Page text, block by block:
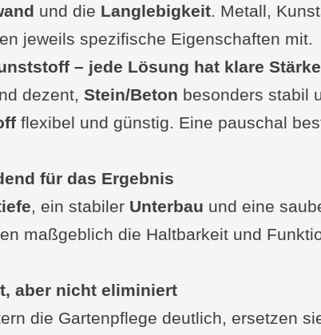
Stein oder Beton
Rasenkanten: Vor- und Nachteile
dir bei der Rasenkante wichtig?
richtigen Rasenkante
und die Langlebigkeit. Metall,
jeweils spezifische Eigenschaften mit.
– jede Lösung hat klare
dezent, Stein/Beton besonders stabil
flexibel und günstig. Eine pauschal
für das Ergebnis
, ein stabiler Unterbau und eine
maßgeblich die Haltbarkeit und
aber nicht eliminiert
die Gartenpflege deutlich, ersetzen